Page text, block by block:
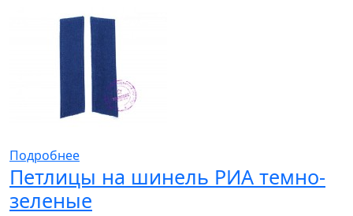
Подробнее
Петлицы на шинель РИА темно-
зеленые